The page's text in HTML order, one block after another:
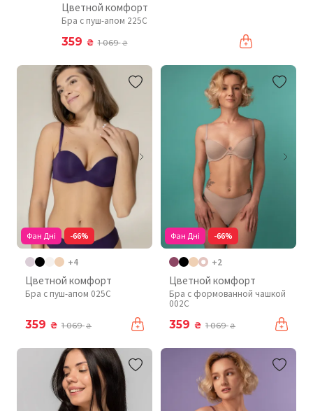
Цветной комфорт
Бра с пуш-апом 225C
359 ₴ 1 069₴
Фан Дні -66%
+4
Цветной комфорт
Бра с пуш-апом 025C
359 ₴ 1 069₴
Фан Дні -66%
+2
Цветной комфорт
Бра с формованной чашкой
002C
359 ₴ 1 069₴